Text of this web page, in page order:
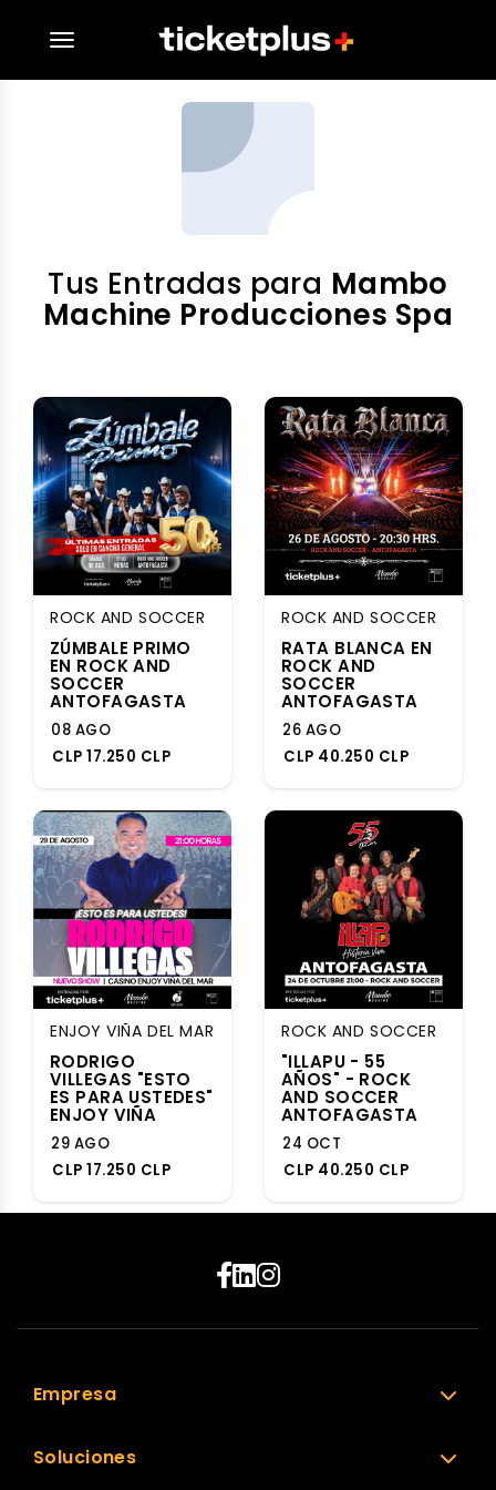
desplegar navegación
Tus Entradas para Mambo
Machine Producciones Spa
ROCK AND SOCCER
ZÚMBALE PRIMO
EN ROCK AND
SOCCER
ANTOFAGASTA
08 AGO
CLP 17.250 CLP
ROCK AND SOCCER
RATA BLANCA EN
ROCK AND
SOCCER
ANTOFAGASTA
26 AGO
CLP 40.250 CLP
ENJOY VIÑA DEL MAR
RODRIGO
VILLEGAS "ESTO
ES PARA USTEDES"
ENJOY VIÑA
29 AGO
CLP 17.250 CLP
ROCK AND SOCCER
"ILLAPU - 55
AÑOS" - ROCK
AND SOCCER
ANTOFAGASTA
24 OCT
CLP 40.250 CLP
Empresa
Soluciones